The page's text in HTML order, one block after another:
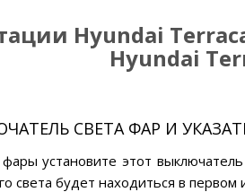
Hyundai
Hyundai
СВЕТА ФАР И
установите этот
света будет находиться в